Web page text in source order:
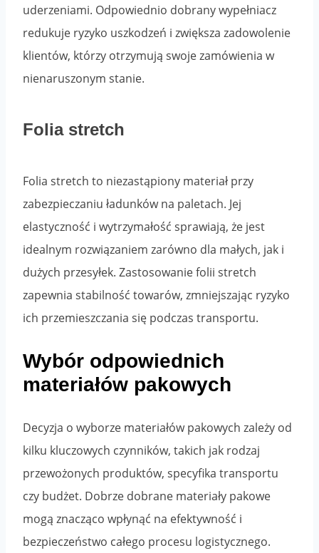
uderzeniami. Odpowiednio dobrany wypełniacz
redukuje ryzyko uszkodzeń i zwiększa zadowolenie
klientów, którzy otrzymują swoje zamówienia w
nienaruszonym stanie.
Folia stretch
Folia stretch to niezastąpiony materiał przy
zabezpieczaniu ładunków na paletach. Jej
elastyczność i wytrzymałość sprawiają, że jest
idealnym rozwiązaniem zarówno dla małych, jak i
dużych przesyłek. Zastosowanie folii stretch
zapewnia stabilność towarów, zmniejszając ryzyko
ich przemieszczania się podczas transportu.
Wybór odpowiednich
materiałów pakowych
Decyzja o wyborze materiałów pakowych zależy od
kilku kluczowych czynników, takich jak rodzaj
przewożonych produktów, specyfika transportu
czy budżet. Dobrze dobrane materiały pakowe
mogą znacząco wpłynąć na efektywność i
bezpieczeństwo całego procesu logistycznego.